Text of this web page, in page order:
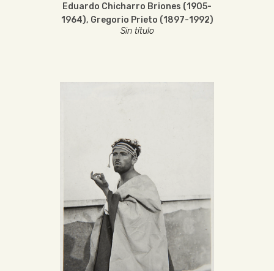
Eduardo Chicharro Briones (1905-
1964), Gregorio Prieto (1897-1992)
Sin título